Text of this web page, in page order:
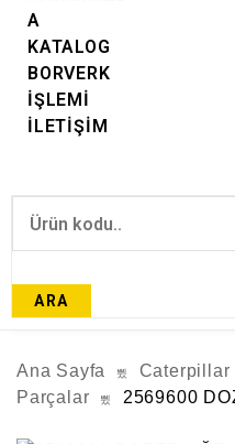
A
KATALOG
BORVERK
İŞLEMİ
İLETİŞİM
ARA
Ana Sayfa
Caterpillar
Parçalar
2569600